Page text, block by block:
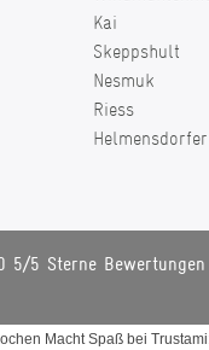
Kai
Skeppshult
Nesmuk
Riess
Helmensdorfer
5/5 Sterne
Macht Spaß bei